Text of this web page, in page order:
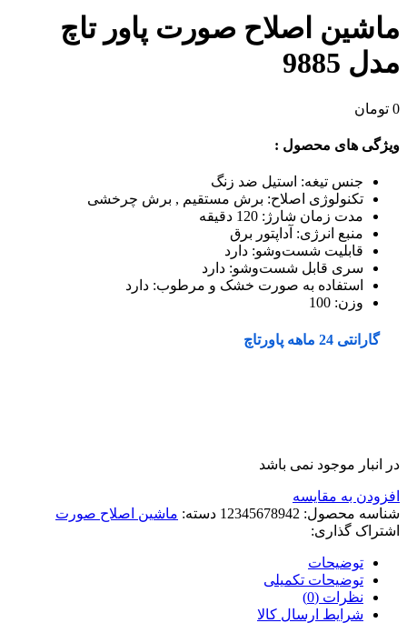
ماشین اصلاح صورت پاور تاچ
مدل 9885
0 تومان
ویژگی های محصول :
جنس تیغه: استیل ضد زنگ
تکنولوژی اصلاح: برش مستقیم , برش چرخشی
مدت زمان شارژ: 120 دقیقه
منبع انرژی: آداپتور برق
قابلیت شست‌و‌شو: دارد
سری قابل شست‌وشو: دارد
استفاده به صورت خشک و مرطوب: دارد
وزن: 100
گارانتی 24 ماهه پاورتاچ
در انبار موجود نمی باشد
افزودن به مقایسه
شناسه محصول: 12345678942 دسته: ماشین اصلاح صورت
اشتراک گذاری:
توضیحات
توضیحات تکمیلی
نظرات (0)
شرایط ارسال کالا